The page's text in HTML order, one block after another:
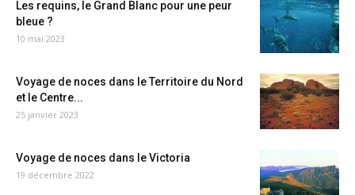
Les requins, le Grand Blanc pour une peur
bleue ?
10 mai 2023
Voyage de noces dans le Territoire du Nord
et le Centre...
25 janvier 2023
Voyage de noces dans le Victoria
19 décembre 2022